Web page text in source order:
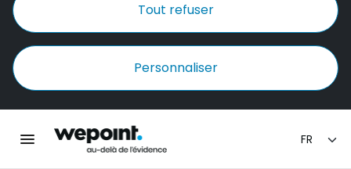
Tout refuser
Personnaliser
Ouvrir la navigation principale